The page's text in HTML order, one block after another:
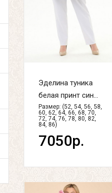
Эделина туника
белая принт син...
Размер: (52, 54, 56, 58,
60, 62, 64, 66, 68, 70,
72, 74, 76, 78, 80, 82,
84, 86)
7050р.